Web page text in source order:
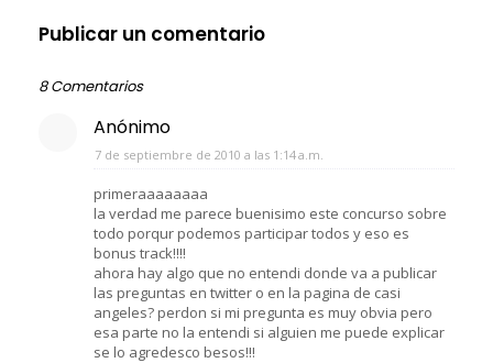
Publicar un comentario
8 Comentarios
Anónimo
7 de septiembre de 2010 a las 1:14 a.m.
primeraaaaaaaa
la verdad me parece buenisimo este concurso sobre
todo porqur podemos participar todos y eso es
bonus track!!!!
ahora hay algo que no entendi donde va a publicar
las preguntas en twitter o en la pagina de casi
angeles? perdon si mi pregunta es muy obvia pero
esa parte no la entendi si alguien me puede explicar
se lo agredesco besos!!!